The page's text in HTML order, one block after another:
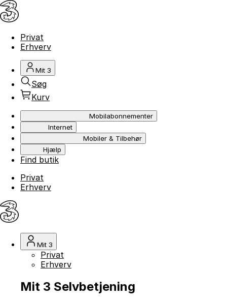
Privat
Erhverv
Mit 3
Søg
Kurv
Mobilabonnementer
Internet
Mobiler & Tilbehør
Hjælp
Find butik
Privat
Erhverv
Mit 3
Privat
Erhverv
Mit 3 Selvbetjening